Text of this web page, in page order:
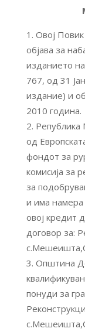
Овој
објава за
изданието
767, од 31
издание) и
2010 година.
Република
од
фондот за
комисија за
за
и има
овој кредит
договор за:
Општина
понуди за